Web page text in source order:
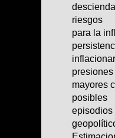
riesgos
para la
presiones
mayores
posibles
episodios